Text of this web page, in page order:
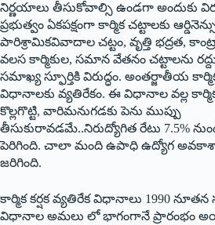
నిర్ణయాలు తీసుకోవాల్సి ఉండగా అందుకు
ప్రభుత్వం ఏకపక్షంగా కార్మిక చట్టాలకు
పారిశ్రామికవివాదాల చట్టం, వృత్తి భద్రత,
వలస కార్మికుల, సమాన వేతనం చట్టాలను
సమాఖ్య స్ఫూర్తికి విరుద్ధం. అంతర్జాతీయ
విధానాలకు వ్యతిరేకం. ఈ విధానాల వల్ల
కొల్లగొట్టి, వారిమనుగడకు పెను ముప్పు
తీసుకురావడమే..నిరుద్యోగిత రేటు 7.5%
పెరిగింది. చాలా మంది ఉపాధి ఉద్యోగ
జరిగింది.
కార్మిక కర్షక వ్యతిరేక విధానాలు 1990 నూతన
విధానాల అమలు లో భాగంగానే ప్రారంభం